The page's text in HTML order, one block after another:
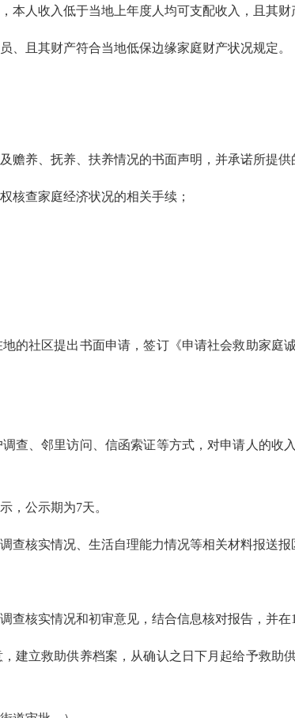
人收入低于当地上年度人均可支配收入，且其财
且其财产符合当地低保边缘家庭财产状况规定。
养、抚养、扶养情况的书面声明，并承诺所提供
查家庭经济状况的相关手续；
社区提出书面申请，签订《申请社会救助家庭
、邻里访问、信函索证等方式，对申请人的收
公示期为7天。
核实情况、生活自理能力情况等相关材料报送报
核实情况和初审意见，结合信息核对报告，并在
立救助供养档案，从确认之日下月起给予救助